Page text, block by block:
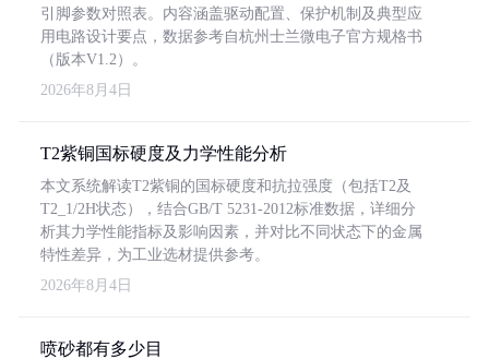
引脚参数对照表。内容涵盖驱动配置、保护机制及典型应
用电路设计要点，数据参考自杭州士兰微电子官方规格书
（版本V1.2）。
2026年8月4日
T2紫铜国标硬度及力学性能分析
本文系统解读T2紫铜的国标硬度和抗拉强度（包括T2及
T2_1/2H状态），结合GB/T 5231-2012标准数据，详细分
析其力学性能指标及影响因素，并对比不同状态下的金属
特性差异，为工业选材提供参考。
2026年8月4日
喷砂都有多少目